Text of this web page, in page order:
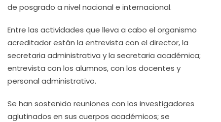
de posgrado a nivel nacional e internacional.
Entre las actividades que lleva a cabo el organismo
acreditador están la entrevista con el director, la
secretaria administrativa y la secretaria académica;
entrevista con los alumnos, con los docentes y
personal administrativo.
Se han sostenido reuniones con los investigadores
aglutinados en sus cuerpos académicos; se